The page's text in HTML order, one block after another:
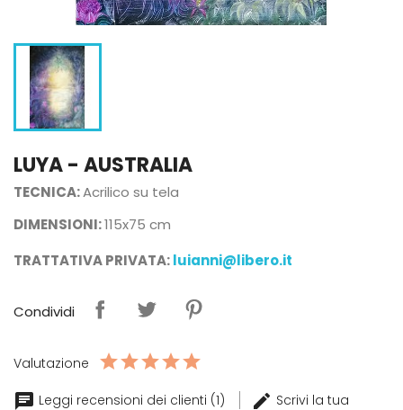
LUYA - AUSTRALIA
TECNICA:Acrilico su tela
DIMENSIONI:115x75 cm
TRATTATIVA PRIVATA:luianni@libero.it
Condividi
Valutazione
Leggi recensioni dei clienti (1)
Scrivi la tua